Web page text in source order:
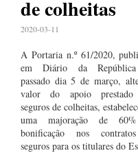
de colheitas
2020-03-11
A Portaria n.º 61/2020,
em Diário da
passado dia 5 de março,
valor do apoio prestado
seguros de colheitas,
uma majoração de
bonificação nos
seguros para os titulares do